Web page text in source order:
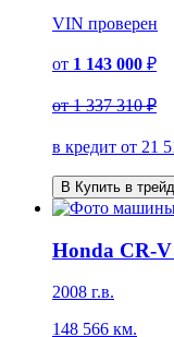
VIN проверен
от 1 143 000 ₽
от1 337 310 ₽
в кредит от 21
В Купить в
Honda CR-
2008 г.в.
148 566 км.